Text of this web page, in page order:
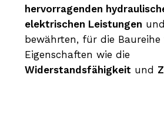
hervorragenden
elektrischen Leistungen
bewährten, für die Baureihe
Eigenschaften wie die
Widerstandsfähigkeit und